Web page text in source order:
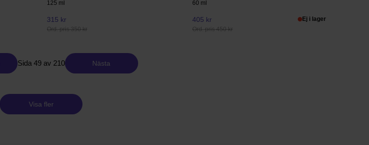
125 ml
315 kr
Ord. pris 350 kr
60 ml
405 kr
Ord. pris 450 kr
Ej i lager
Sida 49 av 210 Nästa
Visa fler